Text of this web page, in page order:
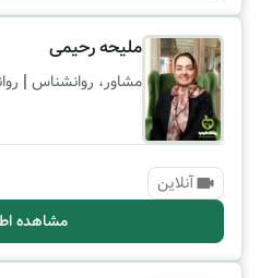
ملیحه رحیمی
مشاور، روانشناس |
آنلاین
مشاهده